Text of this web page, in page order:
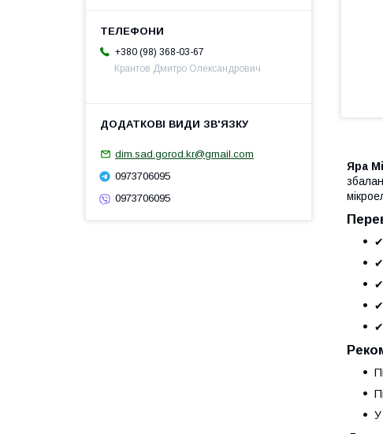
Яра
✔
✔
✔
У
+380 (98) 368-03-67
Крантов Дмитро Олександрович
dim.sad.gorod.kr@gmail.com
0973706095
0973706095